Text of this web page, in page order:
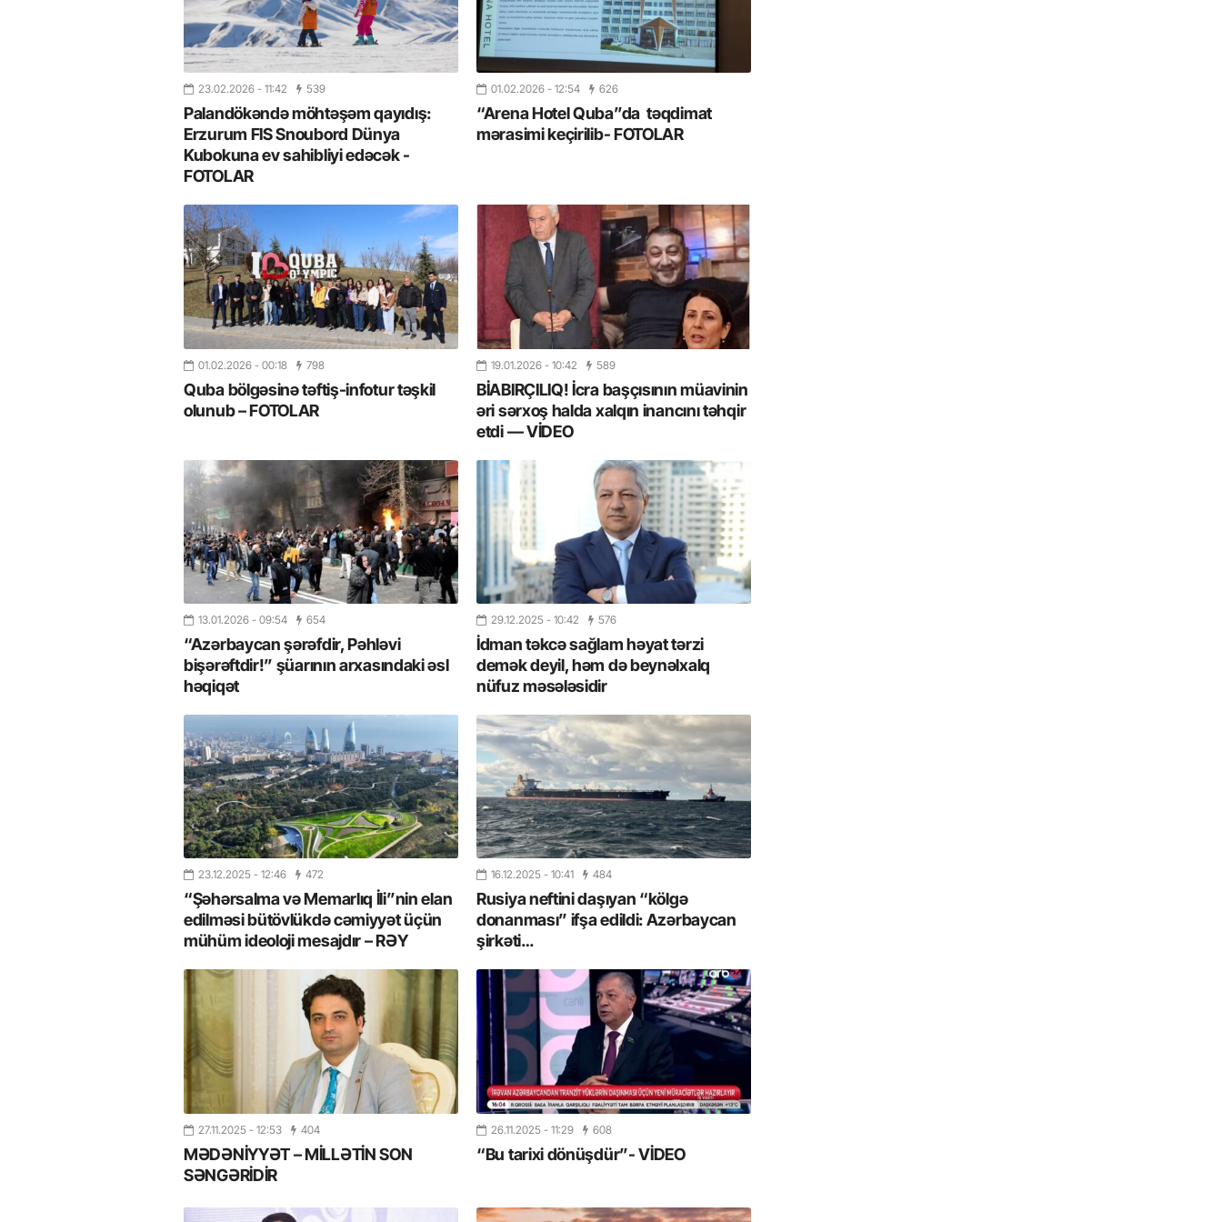
23.02.2026 - 11:42 539
Palandökəndə möhtəşəm qayıdış:
Erzurum FIS Snoubord Dünya
Kubokuna ev sahibliyi edəcək -
FOTOLAR
01.02.2026 - 12:54 626
“Arena Hotel Quba”da təqdimat
mərasimi keçirilib- FOTOLAR
01.02.2026 - 00:18 798
Quba bölgəsinə təftiş-infotur təşkil
olunub – FOTOLAR
19.01.2026 - 10:42 589
BİABIRÇILIQ! İcra başçısının müavinin
əri sərxoş halda xalqın inancını təhqir
etdi — VİDEO
13.01.2026 - 09:54 654
“Azərbaycan şərəfdir, Pəhləvi
bişərəftdir!” şüarının arxasındaki əsl
həqiqət
29.12.2025 - 10:42 576
İdman təkcə sağlam həyat tərzi
demək deyil, həm də beynəlxalq
nüfuz məsələsidir
23.12.2025 - 12:46 472
“Şəhərsalma və Memarlıq İli”nin elan
edilməsi bütövlükdə cəmiyyət üçün
mühüm ideoloji mesajdır – RƏY
16.12.2025 - 10:41 484
Rusiya neftini daşıyan “kölgə
donanması” ifşa edildi: Azərbaycan
şirkəti…
27.11.2025 - 12:53 404
MƏDƏNİYYƏT – MİLLƏTİN SON
SƏNGƏRİDİR
26.11.2025 - 11:29 608
“Bu tarixi dönüşdür”- VİDEO